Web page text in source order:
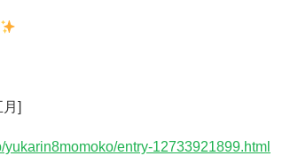
]
yukarin8momoko/entry-12733921899.html